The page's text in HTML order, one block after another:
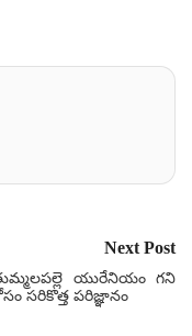
Next Post
యురేనియం గని
సరికొత్త పరిజ్ఞానం